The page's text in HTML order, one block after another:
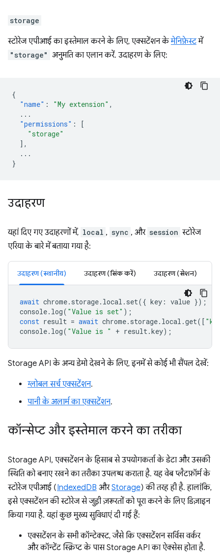
storage
स्टोरेज एपीआई का इस्तेमाल करने के लिए, एक्सटेंशन केमेनिफ़ेस्टमें
"storage" अनुमति का एलान करें. उदाहरण के लिए:
{
"name" : "My extension" ,
...
"permissions" :
[
"storage"
],
...
}
उदाहरण
यहां दिए गए उदाहरणों में, local , sync , और session स्टोरेज
एरिया के बारे में बताया गया है:
उदाहरण (स्थानीय) उदाहरण (सिंक करें) उदाहरण (सेशन)
await chrome. storage. local . set({ key : value });
console. log( "Value is set" );
const result = await chrome. storage. local .get([
console. log( "Value is " + result.key);
Storage API के अन्य डेमो देखने के लिए, इनमें से कोई भी सैंपल देखें:
ग्लोबल सर्च एक्सटेंशन.
पानी के अलार्म का एक्सटेंशन.
कॉन्सेप्ट और इस्तेमाल करने का तरीका
Storage API, एक्सटेंशन के हिसाब से उपयोगकर्ता के डेटा और उसकी
स्थिति को बनाए रखने का तरीका उपलब्ध कराता है. यह वेब प्लैटफ़ॉर्म के
स्टोरेज एपीआई (IndexedDB औरStorage) की तरह ही है. हालांकि,
इसे एक्सटेंशन की स्टोरेज से जुड़ी ज़रूरतों को पूरा करने के लिए डिज़ाइन
किया गया है. यहां कुछ मुख्य सुविधाएं दी गई हैं:
एक्सटेंशन के सभी कॉन्टेक्स्ट, जैसे कि एक्सटेंशन सर्विस वर्कर
और कॉन्टेंट स्क्रिप्ट के पास Storage API का ऐक्सेस होता है.